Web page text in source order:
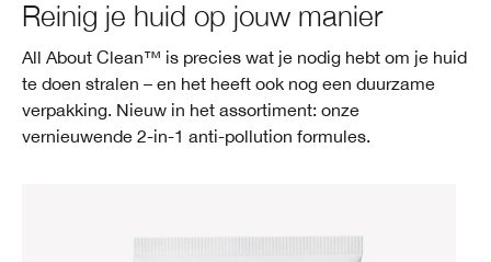
Roodheid
Gevoelige huid
Lipverzorging
Make-up Remover
Maskers & Scrubs
Acne
Zonnebescherming
Roodheid
Gemengde tot vette huid
Vette huid
Acne
Moisture Surge
Smart Clinical Repair
Even Better
Take The Day Off
Tinted Moisturizer
Lip Liner
Eyeliner & oogpotlood
Oogschaduw
Wenkbrauwen
Black Honey
Even Better Makeup™
Take The Day Off™
Reinig je huid op jouw manier
All About Clean™ is precies wat je nodig hebt om je huid
te doen stralen – en het heeft ook nog een duurzame
verpakking. Nieuw in het assortiment: onze
vernieuwende 2-in-1 anti-pollution formules.